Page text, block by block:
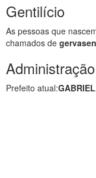
Gentilício
As pessoas que
chamados de
Prefeito atual: